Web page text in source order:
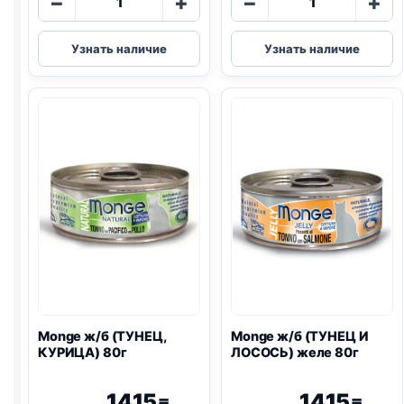
Monge
ж/
б
Узнать наличие
Monge
ж/
б
Узнать наличие
Monge ж/б (ТУНЕЦ,
КУРИЦА) 80г
Monge ж/б (ТУНЕЦ И
ЛОСОСЬ) желе 80г